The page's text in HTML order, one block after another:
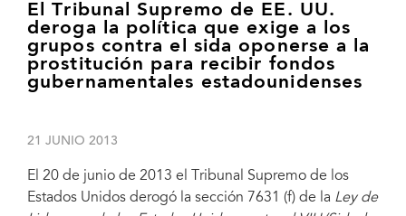
El Tribunal Supremo de EE. UU.
deroga la política que exige a los
grupos contra el sida oponerse a la
prostitución para recibir fondos
gubernamentales estadounidenses
21 JUNIO 2013
El 20 de junio de 2013 el Tribunal Supremo de los
Estados Unidos derogó la sección 7631 (f) de la Ley de